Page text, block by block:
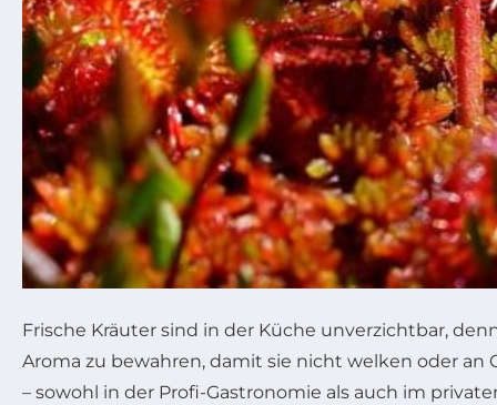
Frische Kräuter sind in der Küche unverzichtbar,
Aroma zu bewahren, damit sie nicht welken oder
– sowohl in der Profi-Gastronomie als auch im